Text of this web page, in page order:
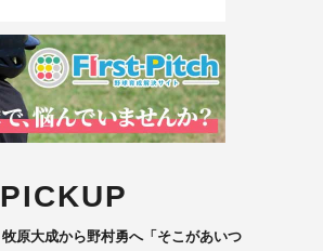
PICKUP
牧原大成から野村勇へ「そこがあいつ